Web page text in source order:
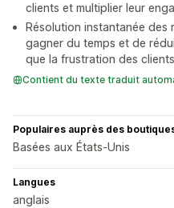
clients et multiplier leur
Résolution instantanée des
gagner du temps et de
que la frustration des clients
Contient du texte traduit
Populaires auprès des
Basées aux États-Unis
Langues
anglais